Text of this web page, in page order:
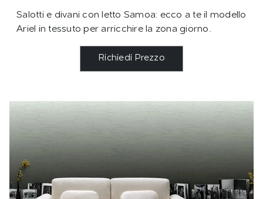
Salotti e divani con letto Samoa: ecco a te il modello
Ariel in tessuto per arricchire la zona giorno.
Richiedi Prezzo